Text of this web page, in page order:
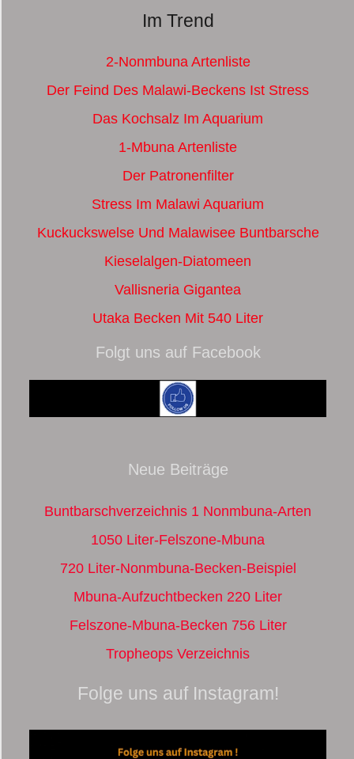
Im Trend
2-Nonmbuna Artenliste
Der Feind Des Malawi-Beckens Ist Stress
Das Kochsalz Im Aquarium
1-Mbuna Artenliste
Der Patronenfilter
Stress Im Malawi Aquarium
Kuckuckswelse Und Malawisee Buntbarsche
Kieselalgen-Diatomeen
Vallisneria Gigantea
Utaka Becken Mit 540 Liter
Folgt uns auf Facebook
Neue Beiträge
Buntbarschverzeichnis 1 Nonmbuna-Arten
1050 Liter-Felszone-Mbuna
720 Liter-Nonmbuna-Becken-Beispiel
Mbuna-Aufzuchtbecken 220 Liter
Felszone-Mbuna-Becken 756 Liter
Tropheops Verzeichnis
Folge uns auf Instagram!